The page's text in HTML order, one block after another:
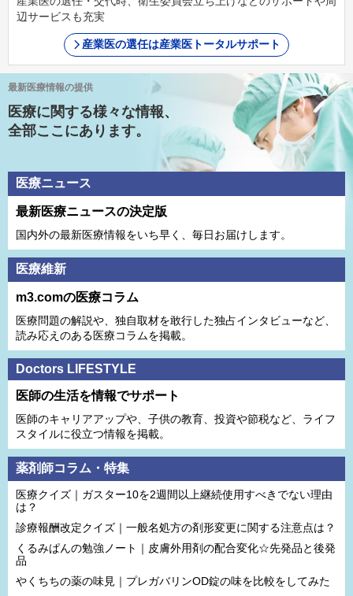
辺サービスも充実
産業医の選任は産業医トータルサポート
最新医療情報の提供
医療に関する様々な情報、
全部ここにあります。
医療ニュース
最新医療ニュースの決定版
国内外の最新医療情報をいち早く、毎日お届けします。
医療維新
m3.comの医療コラム
医療問題の解説や、独⾃取材を敢⾏した独占インタビューなど、
読み応えのある医療コラムを掲載。
Doctors LIFESTYLE
医師の生活を情報でサポート
医師のキャリアアップや、子供の教育、投資や節税など、ライフ
スタイルに役立つ情報を掲載。
薬剤師コラム・特集
医療クイズ｜ガスター10を2週間以上継続使用すべきでない理由
は？
診療報酬改定クイズ｜一般名処方の剤形変更に関する注意点は？
くるみぱんの勉強ノート｜皮膚外用剤の配合変化☆先発品と後発
品
やくちちの薬の味見｜プレガバリンOD錠の味を比較をしてみた